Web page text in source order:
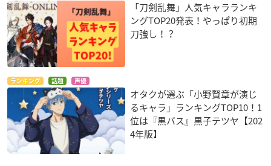
「刀剣乱舞」人気キャラランキ
ングTOP20発表！やっぱり初期
刀強し！？
ランキング 話題 声優
オタクが選ぶ「小野賢章が演じ
るキャラ」ランキングTOP10！1
位は『黒バス』黒子テツヤ【202
4年版】